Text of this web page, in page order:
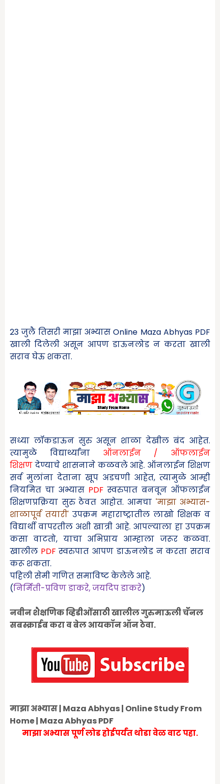
23 जुलै तिसरी माझा अभ्यास Online Maza Abhyas PDF
खाली दिलेली असून आपण डाऊनलोड न करता खाली
सराव घेऊ शकता.
सध्या लॉकडाऊन सुरु असून शाळा देखील बंद आहेत.
त्यामुळे विद्यार्थ्यांना ऑनलाईन / ऑफलाईन
शिक्षण देण्याचे शासनाने कळवले आहे. ऑनलाईन शिक्षण
सर्व मुलांना देताना खूप अडचणी आहेत, त्यामुळे आम्ही
नियमित चा अभ्यास PDF स्वरुपात बनवून ऑफलाईन
शिक्षणप्रक्रिया सुरु ठेवत आहोत. आमचा 'माझाअभ्यास-
शाळापूर्व तयारी' उपक्रम महाराष्ट्रातील लाखो शिक्षक व
विद्यार्थी वापरतील अशी खात्री आहे. आपल्याला हा उपक्रम
कसा वाटतो, याचा अभिप्राय आम्हाला जरूर कळवा.
खालील PDF स्वरुपात आपण डाऊनलोड न करता सराव
करू शकता.
पहिली सेमी गणित समाविष्ट केलेले आहे.
(निर्मिती-प्रविण डाकरे,जयदिप डाकरे)
नवीन शैक्षणिक व्हिडीओंंसाठी खालील गुरुमाऊली चॅॅनल
सबस्क्राईब करा व बेल आयकॉन ऑन ठेवा.
माझा अभ्यास | Maza Abhyas | Online Study From
Home | Maza Abhyas PDF
माझा अभ्यास पूर्ण लोड होईपर्यंत थोडा वेळ वाट पहा.